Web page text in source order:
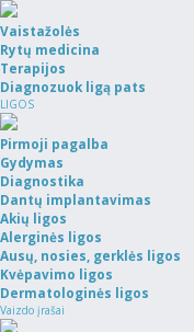
Vaistažolės
Rytų medicina
Terapijos
Diagnozuok ligą pats
LIGOS
Pirmoji pagalba
Gydymas
Diagnostika
Dantų implantavimas
Akių ligos
Alerginės ligos
Ausų, nosies, gerklės ligos
Kvėpavimo ligos
Dermatologinės ligos
Vaizdo įrašai